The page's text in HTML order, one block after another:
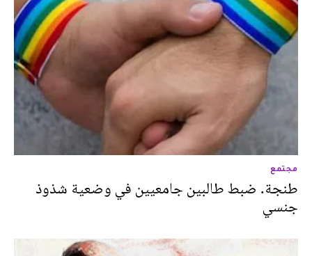
مجتمع
طنجة. ضبط طالبين جامعيين في وضعية شذوذ
جنسي